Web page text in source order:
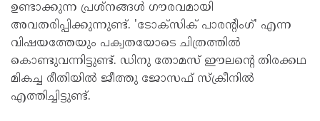
ഉണ്ടാക്കുന്ന പ്രശ്‌നങ്ങള്‍ ഗൗരവമായി
അവതരിപ്പിക്കുന്നുണ്ട്. 'ടോക്‌സിക് പാരന്റിംഗ്' എന്ന
വിഷയത്തേയും പക്വതയോടെ ചിത്രത്തില്‍
കൊണ്ടുവന്നിട്ടുണ്ട്. ഡിനു തോമസ് ഈലന്റെ തിരക്കഥ
മികച്ച രീതിയില്‍ ജീത്തു ജോസഫ് സ്‌ക്രീനില്‍
എത്തിച്ചിട്ടുണ്ട്.